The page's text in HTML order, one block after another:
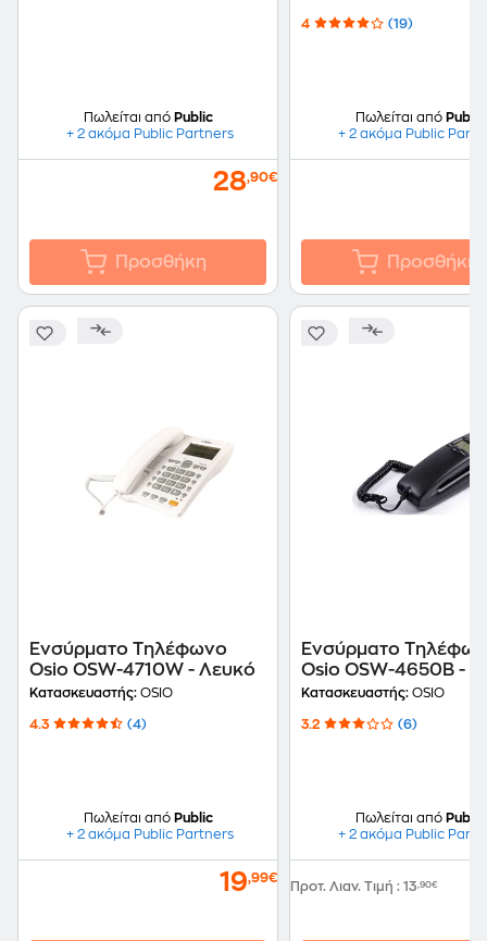
Πωλείται από Public
+ 2 ακόμα Public Partners
28,90€
Προσθήκη
4 (19)
Πωλείται από Public
+ 2 ακόμα Public
Προσθήκη
Ενσύρματο Τηλέφωνο
Osio OSW-4710W - Λευκό
Κατασκευαστής: OSIO
4.3 (4)
Πωλείται από Public
+ 2 ακόμα Public Partners
19,99€
Ενσύρματο
Osio OSW-4650B -
Κατασκευαστής: OSIO
3.2 (6)
Πωλείται από Public
+ 2 ακόμα Public
Προτ. Λιαν. Τιμή : 13,90€